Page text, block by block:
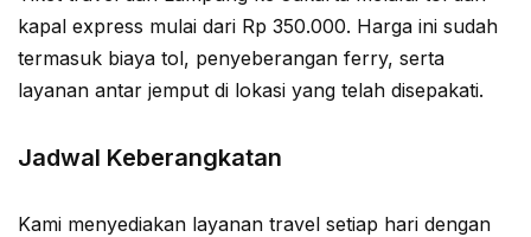
kapal express mulai dari Rp 350.000. Harga ini sudah
termasuk biaya tol, penyeberangan ferry, serta
layanan antar jemput di lokasi yang telah disepakati.
Jadwal Keberangkatan
Kami menyediakan layanan travel setiap hari dengan